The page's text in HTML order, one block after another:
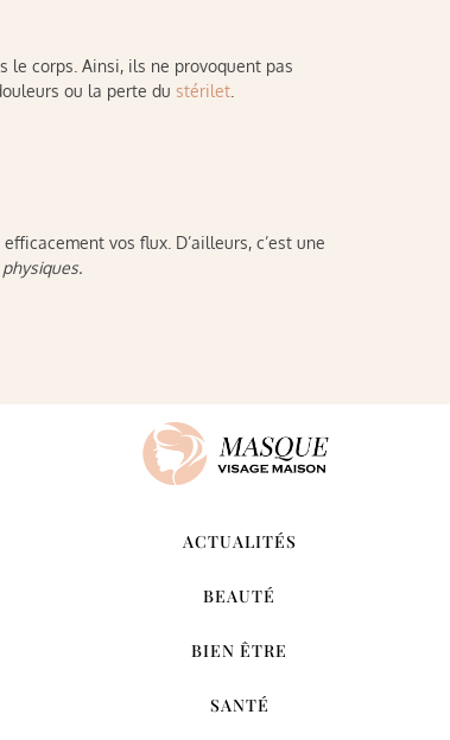
le corps. Ainsi, ils ne provoquent pas
ou la perte du stérilet
vos flux. D’ailleurs, c’est une
ACTUALITÉS
BEAUTÉ
BIEN ÊTRE
SANTÉ